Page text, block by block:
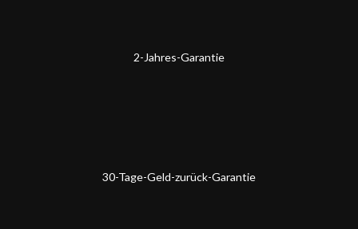
2-Jahres-Garantie
30-Tage-Geld-zurück-Garantie